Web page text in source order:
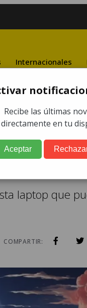
Internacionales
perfecta
laptop que
COMPARTIR:
Recibe las últimas
directamente en tu
Aceptar